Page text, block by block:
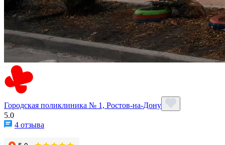
Городская поликлиника № 1, Ростов-на-Дону
5.0
4 отзыва